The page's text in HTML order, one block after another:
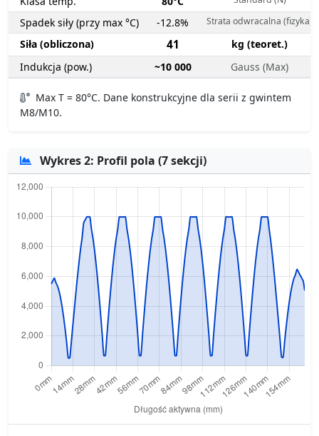
Spadek siły (przy max °C) -12.8% Strata odwracalna (fizyka)
Siła (obliczona) 41
kg (teoret.)
Indukcja (pow.)
~10 000 Gauss (Max)
Max T = 80°C. Dane konstrukcyjne dla serii z gwintem
M8/M10.
Wykres 2: Profil pola (7 sekcji)